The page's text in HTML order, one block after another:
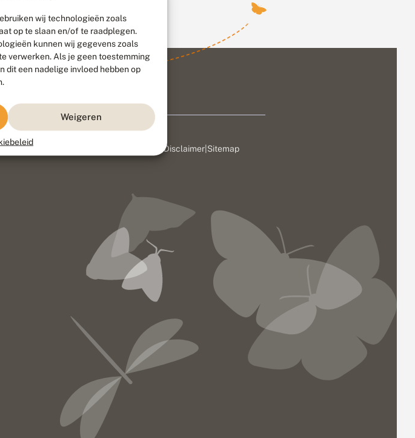
wij technologieën zoals
op te slaan en/of te raadplegen.
kunnen wij gegevens zoals
verwerken. Als je geen toestemming
een nadelige invloed hebben op
Weigeren
door Disclaimer Sitemap